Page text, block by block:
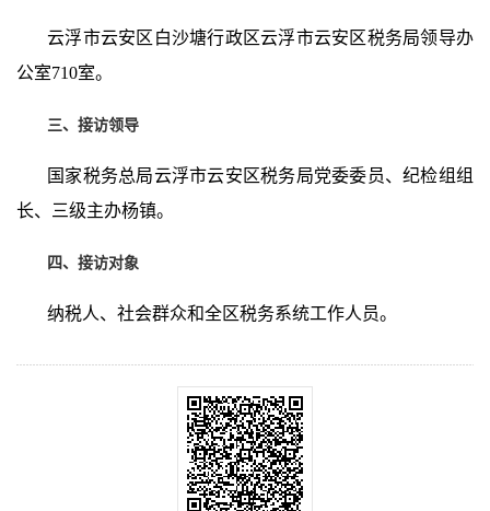
云浮市云安区白沙塘行政区云浮市云安区税务局领导办
公室710室。
三、接访领导
国家税务总局云浮市云安区税务局党委委员、纪检组组
长、三级主办杨镇。
四、接访对象
纳税人、社会群众和全区税务系统工作人员。